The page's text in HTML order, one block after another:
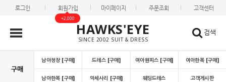
로그인 회원가입
+2,000
마이페이지 주문조회 고객센터
HAWKS'EYE
SINCE 2002 SUIT & DRESS
검색
구매
남아정장 [구매] 드레스 [구매] 여아원피스 [구매] 여아한복 [구매]
남아한복 [구매] 악세사리 [구매] 웨딩드레스 고객게시판